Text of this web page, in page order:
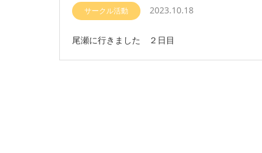
サークル活動 2023.10.18
尾瀬に行きました ２日目